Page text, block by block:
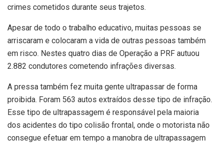
crimes cometidos durante seus trajetos.
Apesar de todo o trabalho educativo, muitas pessoas se
arriscaram e colocaram a vida de outras pessoas também
em risco. Nestes quatro dias de Operação a PRF autuou
2.882 condutores cometendo infrações diversas.
A pressa também fez muita gente ultrapassar de forma
proibida. Foram 563 autos extraídos desse tipo de infração.
Esse tipo de ultrapassagem é responsável pela maioria
dos acidentes do tipo colisão frontal, onde o motorista não
consegue efetuar em tempo a manobra de ultrapassagem